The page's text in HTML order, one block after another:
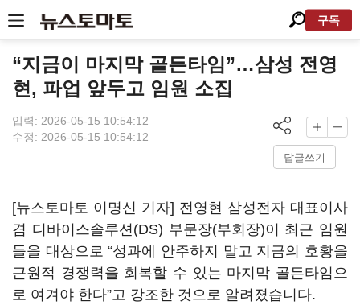
구독
“지금이 마지막 골든타임”…삼성 전영
현, 파업 앞두고 임원 소집
입력: 2026-05-15 10:54:12
수정: 2026-05-15 10:54:12
답글쓰기
[뉴스토마토 이명신 기자] 전영현 삼성전자 대표이사
겸 디바이스솔루션(DS) 부문장(부회장)이 최근 임원
들을 대상으로 “성과에 안주하지 말고 지금의 호황을
근원적 경쟁력을 회복할 수 있는 마지막 골든타임으
로 여겨야 한다”고 강조한 것으로 알려졌습니다.